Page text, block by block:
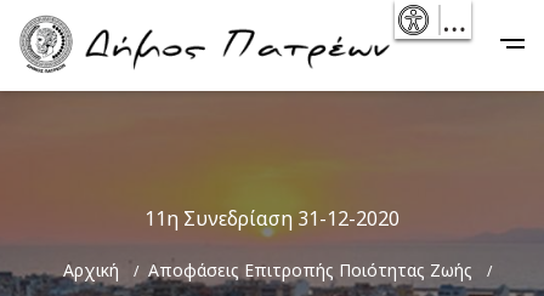
Skip
main
Main
navigation
11η Συνεδρίαση 31-12-2020
Breadcrumb
Αρχική Αποφάσεις Επιτροπής Ποιότητας Ζωής